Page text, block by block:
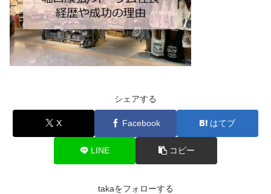
シェアする
X Facebook はてブ
LINE コピー
takaをフォローする